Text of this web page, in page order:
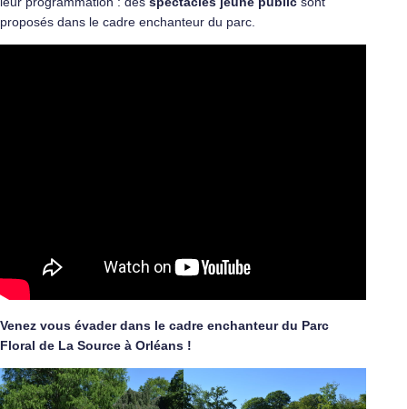
proposés dans le cadre enchanteur du parc.
Venez vous évader dans le cadre enchanteur du Parc
Floral de La Source à Orléans !